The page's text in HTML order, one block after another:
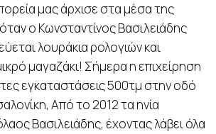
μας άρχισε στα μέσα της
ο Κωνσταντίνος Βασιλειάδης
λουράκια ρολογιών και
μαγαζάκι! Σήμερα η επιχείρηση
εγκαταστάσεις 500τμ στην οδό
Από το 2012 τα ηνία
Βασιλειάδης, έχοντας λάβει όλα